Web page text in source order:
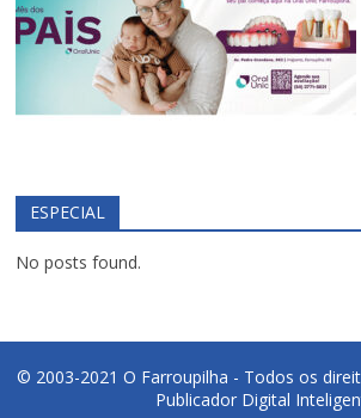
ESPECIAL
No posts found.
© 2003-2021 O Farroupilha - Todos os
Publicador Digital